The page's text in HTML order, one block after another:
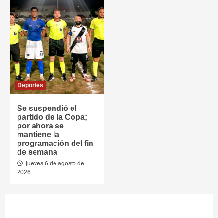
Deportes
Se suspendió el
partido de la Copa;
por ahora se
mantiene la
programación del fin
de semana
jueves 6 de agosto de
2026